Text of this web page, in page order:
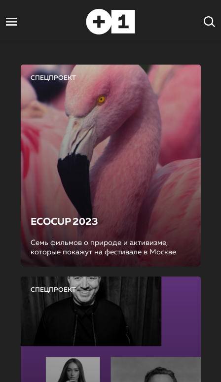
СПЕЦПРОЕКТ
ECOCUP 2023
Семь фильмов о природе и активизме,
которые покажут на фестивале в Москве
СПЕЦПРОЕКТ